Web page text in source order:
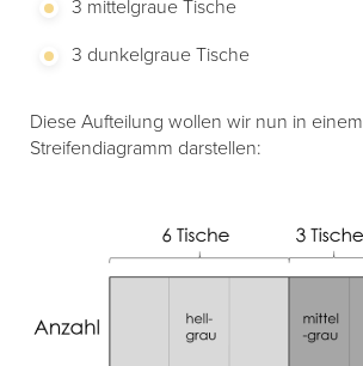
3 mittelgraue Tische
3 dunkelgraue Tische
Diese Aufteilung wollen wir nun in einem
Streifendiagramm darstellen: